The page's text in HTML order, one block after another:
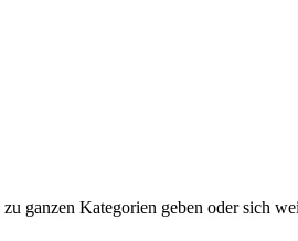
ganzen Kategorien geben oder sich